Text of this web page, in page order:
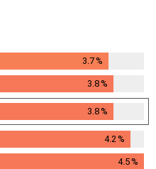
3.7%
3.8%
3.8%
4.2 %
4.5%